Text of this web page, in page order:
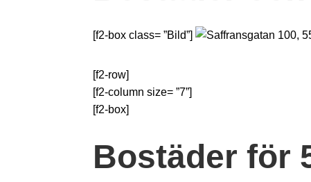
[f2-box class= ”Bild”]
[f2-row]
[f2-column size= ”7”]
[f2-box]
Bostäder för